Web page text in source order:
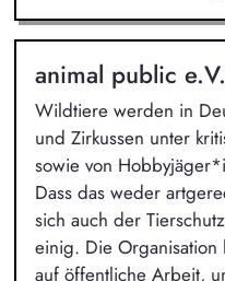
animal public e.V.
Wildtiere werden in
und Zirkussen unter
sowie von
Dass das weder
sich auch der
einig. Die Organisation
auf öffentliche Arbeit,